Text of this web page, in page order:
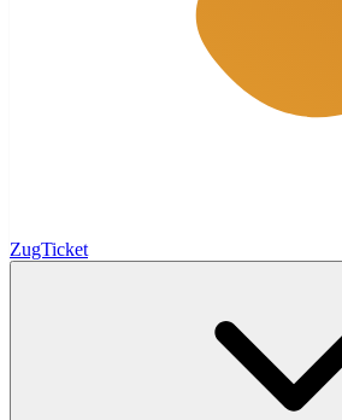
ZugTicket